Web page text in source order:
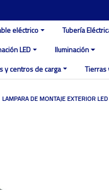
eléctrico Tubería
LED Iluminación
y centros de carga Tierras
LAMPARA DE MONTAJE EXTERIOR